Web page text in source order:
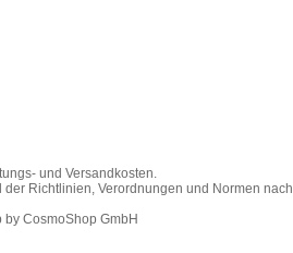
und Versandkosten.
Richtlinien, Verordnungen und Normen nach
CosmoShop GmbH